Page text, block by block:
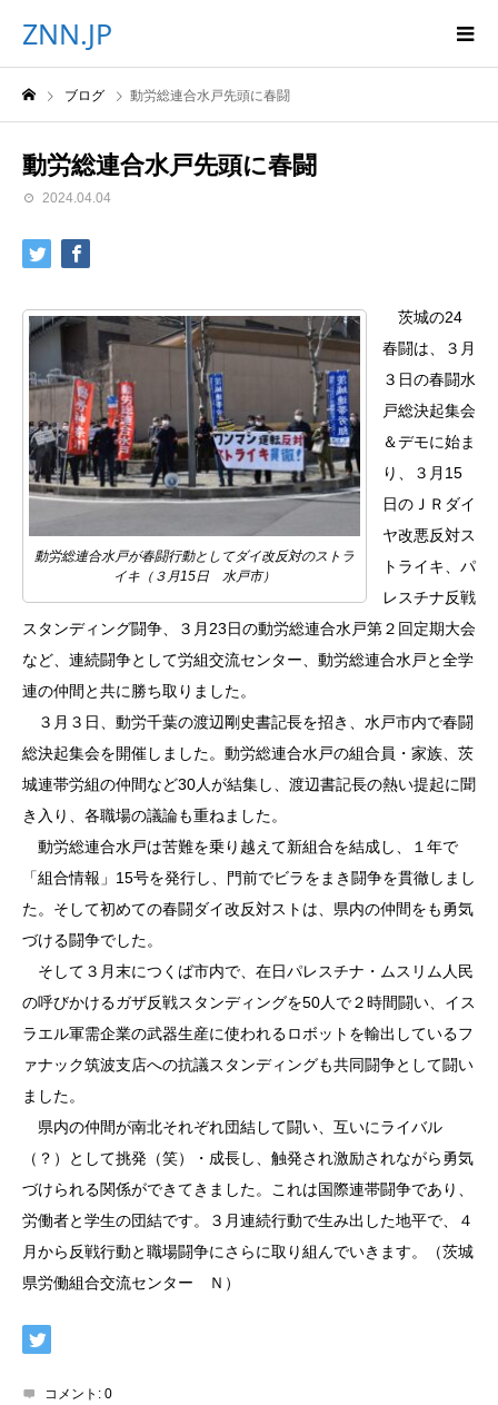
ZNN.JP
ブログ 動労総連合水戸先頭に春闘
動労総連合水戸先頭に春闘
2024.04.04
動労総連合水戸が春闘行動としてダイ改反対のストラ
イキ（３月15日 水戸市）
茨城の24
春闘は、３月
３日の春闘水
戸総決起集会
＆デモに始ま
り、３月15
日のＪＲダイ
ヤ改悪反対ス
トライキ、パ
レスチナ反戦
スタンディング闘争、３月23日の動労総連合水戸第２回定期大会
など、連続闘争として労組交流センター、動労総連合水戸と全学
連の仲間と共に勝ち取りました。
３月３日、動労千葉の渡辺剛史書記長を招き、水戸市内で春闘
総決起集会を開催しました。動労総連合水戸の組合員・家族、茨
城連帯労組の仲間など30人が結集し、渡辺書記長の熱い提起に聞
き入り、各職場の議論も重ねました。
動労総連合水戸は苦難を乗り越えて新組合を結成し、１年で
「組合情報」15号を発行し、門前でビラをまき闘争を貫徹しまし
た。そして初めての春闘ダイ改反対ストは、県内の仲間をも勇気
づける闘争でした。
そして３月末につくば市内で、在日パレスチナ・ムスリム人民
の呼びかけるガザ反戦スタンディングを50人で２時間闘い、イス
ラエル軍需企業の武器生産に使われるロボットを輸出しているフ
ァナック筑波支店への抗議スタンディングも共同闘争として闘い
ました。
県内の仲間が南北それぞれ団結して闘い、互いにライバル
（？）として挑発（笑）・成長し、触発され激励されながら勇気
づけられる関係ができてきました。これは国際連帯闘争であり、
労働者と学生の団結です。３月連続行動で生み出した地平で、４
月から反戦行動と職場闘争にさらに取り組んでいきます。（茨城
県労働組合交流センター Ｎ）
コメント: 0